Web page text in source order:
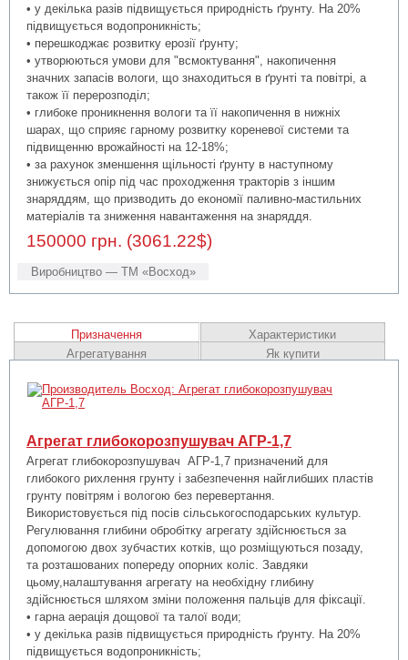
• у декілька разів підвищується природність ґрунту. На 20%
підвищується водопроникність;
• перешкоджає розвитку ерозії ґрунту;
• утворюються умови для "всмоктування", накопичення
значних запасів вологи, що знаходиться в ґрунті та повітрі, а
також її перерозподіл;
• глибоке проникнення вологи та її накопичення в нижніх
шарах, що сприяє гарному розвитку кореневої системи та
підвищенню врожайності на 12-18%;
• за рахунок зменшення щільності ґрунту в наступному
знижується опір під час проходження тракторів з іншим
знаряддям, що призводить до економії паливно-мастильних
матеріалів та зниження навантаження на знаряддя.
150000 грн. (3061.22$)
Виробництво — ТМ «Восход»
Призначення
Характеристики
Агрегатування
Як купити
Агрегат глибокорозпушувач АГР-1,7
Агрегат глибокорозпушувач АГР-1,7 призначений для
глибокого рихлення грунту і забезпечення найглибших пластів
грунту повітрям і вологою без перевертання.
Використовується під посів сільськогосподарських культур.
Регулювання глибини обробітку агрегату здійснюється за
допомогою двох зубчастих котків, що розміщуються позаду,
та розташованих попереду опорних коліс. Завдяки
цьому,налаштування агрегату на необхідну глибину
здійснюється шляхом зміни положення пальців для фіксації.
• гарна аерація дощової та талої води;
• у декілька разів підвищується природність ґрунту. На 20%
підвищується водопроникність;